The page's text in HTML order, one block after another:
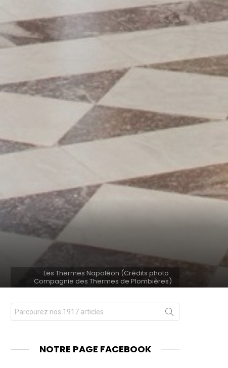
Les Thermes Napoléon (Crédits photo :
Compagnie des Thermes de Plombières)
Chercher
pour
NOTRE PAGE FACEBOOK